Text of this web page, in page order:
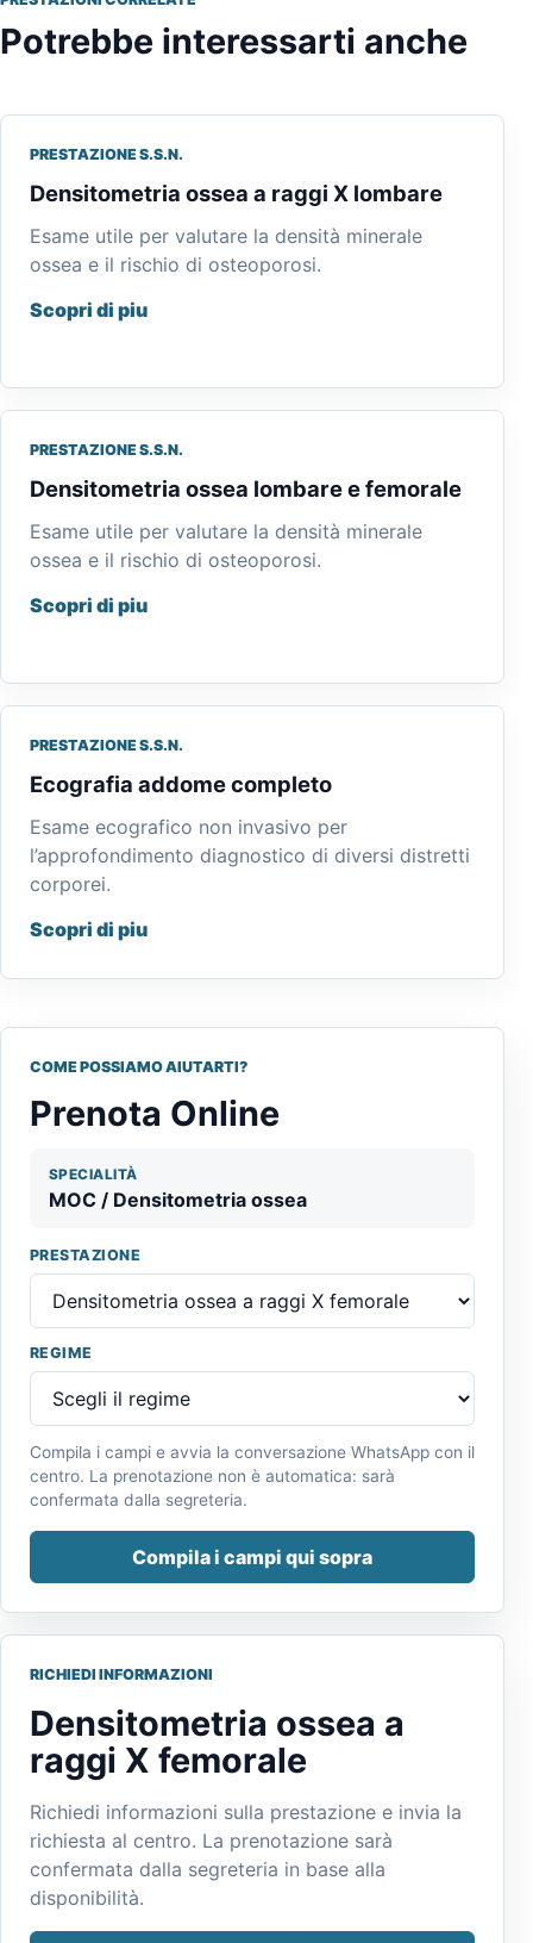
Potrebbe interessarti anche
PRESTAZIONE S.S.N.
Densitometria ossea a raggi X lombare
Esame utile per valutare la densità minerale
ossea e il rischio di osteoporosi.
Scopri di piu
PRESTAZIONE S.S.N.
Densitometria ossea lombare e femorale
Esame utile per valutare la densità minerale
ossea e il rischio di osteoporosi.
Scopri di piu
PRESTAZIONE S.S.N.
Ecografia addome completo
Esame ecografico non invasivo per
l’approfondimento diagnostico di diversi distretti
corporei.
Scopri di piu
COME POSSIAMO AIUTARTI?
Prenota Online
SPECIALITÀ
MOC / Densitometria ossea
PRESTAZIONE
REGIME
Compila i campi e avvia la conversazione WhatsApp con il
centro. La prenotazione non è automatica: sarà
confermata dalla segreteria.
Compila i campi qui sopra
RICHIEDI INFORMAZIONI
Densitometria ossea a
raggi X femorale
Richiedi informazioni sulla prestazione e invia la
richiesta al centro. La prenotazione sarà
confermata dalla segreteria in base alla
disponibilità.